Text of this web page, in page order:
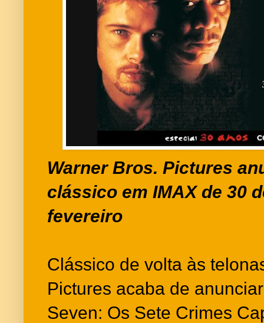
Warner Bros. Pictures
clássico em IMAX de 30
fevereiro
Clássico de volta às
Pictures acaba de
Seven: Os Sete Crimes